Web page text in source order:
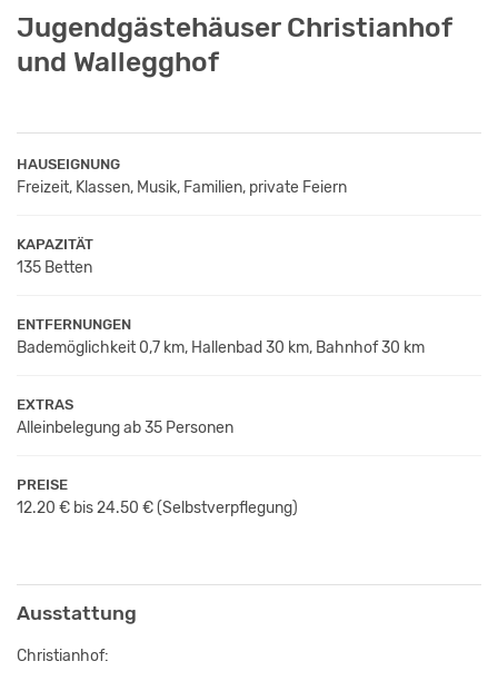
Jugendgästehäuser Christianhof
und Wallegghof
HAUSEIGNUNG
Freizeit, Klassen, Musik, Familien, private Feiern
KAPAZITÄT
135 Betten
ENTFERNUNGEN
Bademöglichkeit 0,7 km, Hallenbad 30 km, Bahnhof 30 km
EXTRAS
Alleinbelegung ab 35 Personen
PREISE
12.20 € bis 24.50 €(Selbstverpflegung)
Ausstattung
Christianhof: